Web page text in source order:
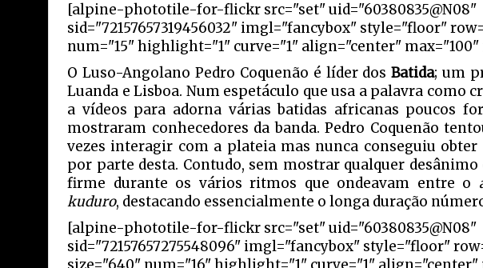
[alpine-phototile-for-flickr src="set" uid="60380835@N08"
sid="72157657319456032" imgl="fancybox" style="floor"
num="15" highlight="1" curve="1" align="center"
O Luso-Angolano Pedro Coquenão é líder dosBatida; um
Luanda e Lisboa. Num espetáculo que usa a palavra como
a vídeos para adorna várias batidas africanas poucos
mostraram conhecedores da banda. Pedro Coquenão
vezes interagir com a plateia mas nunca conseguiu obter
por parte desta. Contudo, sem mostrar qualquer desânimo
firme durante os vários ritmos que ondeavam entre o
kuduro, destacando essencialmente o longa duração
[alpine-phototile-for-flickr src="set" uid="60380835@N08"
sid="72157657275548096" imgl="fancybox" style="floor"